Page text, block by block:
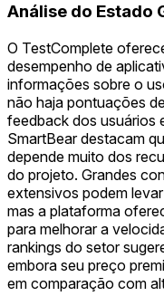
Análise do Estado
O TestComplete
desempenho de
informações sobre o
não haja pontuações
feedback dos usuários
SmartBear destacam
depende muito dos
do projeto. Grandes
extensivos podem
mas a plataforma
para melhorar a
rankings do setor
embora seu preço
em comparação com